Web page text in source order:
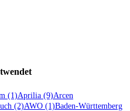
(1)Aprilia (9)Arcen
(2)AWO (1)Baden-Württemberg